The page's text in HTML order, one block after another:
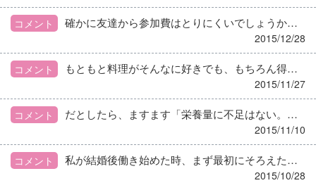
コメント 確かに友達から参加費はとりにくいでしょうから、クリスマスプレゼントとして何か１品、ケンタッキーでもお寿司でも、なんでもいいから持ち寄りにしたいですよね～。でないと話が広がって、ただ飯喰いがどんどん増えそうです…そもそも、大の大人が呼ばれて手ぶらでくること自体、ありえないですよね、あつかましいにもほどがある。 シャンパンは確かに高級品でないとおいしくありません。中途半端な値段ならスパークリングワインのほうがいいですよ。 ところでみなさん、キャビアの味って本当にわかるんでしょうか。三大珍味のひとつで、私も何回か食べましたが、めずらしいだけでめちゃくちゃおいしいってもんじゃないな～というのが、私の正直な感想です。 さらに、ご主人の性格だとお正月も似たようなことをしなきゃけないんじゃないかと心配しています。新年会とか…
2015/12/28
コメント もともと料理がそんなに好きでも、もちろん得意でもありませんでした。その先輩にものすごい力で背中を押された感じです。 でも、やってみると、栄養士の勉強もおもしろく、料理も場数を踏めば人並みにはできるようになり、そうなると興味も湧くって感じで、ここまでこの仕事を続けることができました。 今となっては、もうほかに出来る仕事ありません（笑）
2015/11/27
コメント だとしたら、ますます「栄養量に不足はない。なのでアルブミン低下は他の理由が考えられる」と、施設全体が共通認識を持って対応すべきでしたね。このままだと、このご家族が原因で職員ほとんど辞めなければならなくなりそうです。
2015/11/10
コメント 私が結婚後働き始めた時、まず最初にそろえたのが６００Ｌ近い冷蔵庫と衣類の乾燥機です。友人に「共働き主婦の必須アイテム」と言われたので。 で、私んちも車ないので、休みの日は一家５人分の買い出しを自転車で何往復かしてました！ 自分の仕事をお助けしてくれる何かがないと、一人の人間が動ける時間も量も限度がありますからね～。
2015/10/28